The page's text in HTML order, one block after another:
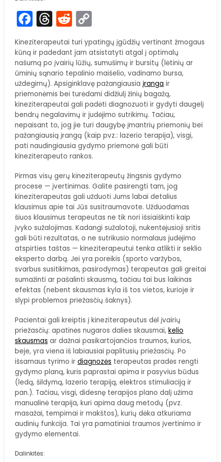
Facebook
Threads
Reddit
Link
Kineziterapeutai turi ypatingų įgūdžių vertinant žmogaus
kūną ir padedant jam atsistatyti atgal į optimalų
našumą po įvairių lūžių, sumušimų ir bursitų (lėtinių ar
ūminių sąnario tepalinio maišelio, vadinamo bursa,
uždegimų). Apsiginklavę pažangiausia įranga ir
priemonėmis bei turėdami didžiulį žinių bagažą,
kineziterapeutai gali padėti diagnozuoti ir gydyti daugelį
bendrų negalavimų ir judėjimo sutrikimų. Tačiau,
nepaisant to, jog jie turi daugybę įmantrių priemonių bei
pažangiausią įrangą (kaip pvz.: lazerio terapija), visgi,
pati naudingiausia gydymo priemonė gali būti
kineziterapeuto rankos.
Pirmas visų gerų kineziterapeutų žingsnis gydymo
procese — įvertinimas. Galite pasirengti tam, jog
kineziterapeutas gali užduoti Jums labai detalius
klausimus apie tai Jūs susitraumavote. Užduodamas
šiuos klausimus terapeutas ne tik nori išsiaiškinti kaip
įvyko sužalojimas. Kadangi sužalotoji, nukentėjusioji sritis
gali būti rezultatas, o ne sutrikusio normalaus judėjimo
atspirties taštas — kineziterapeutui tenka atlikti ir seklio
eksperto darbą. Jei yra poreikis (sporto varžybos,
svarbus susitikimas, pasirodymas) terapeutas gali greitai
sumažinti ar pašalinti skausmą, tačiau tai bus laikinas
efektas (nebent skausmas kyla iš tos vietos, kurioje ir
slypi problemos priežasčių šaknys).
Pacientai gali kreiptis į kineziterapeutus dėl įvairių
priežasčių: apatinės nugaros dalies skausmai, kelio
skausmas ar dažnai pasikartojančios traumos, kurios,
beje, yra viena iš labiausiai paplitusių priežasčių. Po
išsamaus tyrimo ir diagnozės terapeutas pradės rengti
gydymo planą, kuris paprastai apima ir pasyvius būdus
(ledą, šildymą, lazerio terapiją, elektros stimuliaciją ir
pan.). Tačiau, visgi, didesnę terapijos plano dalį užima
manualinė terapija, kuri apima daug metodų (pvz.
masažai, tempimai ir makštos), kurių dėka atkuriama
audinių funkcija. Tai yra pamatiniai traumos įvertinimo ir
gydymo elementai.
Dalinkitės: